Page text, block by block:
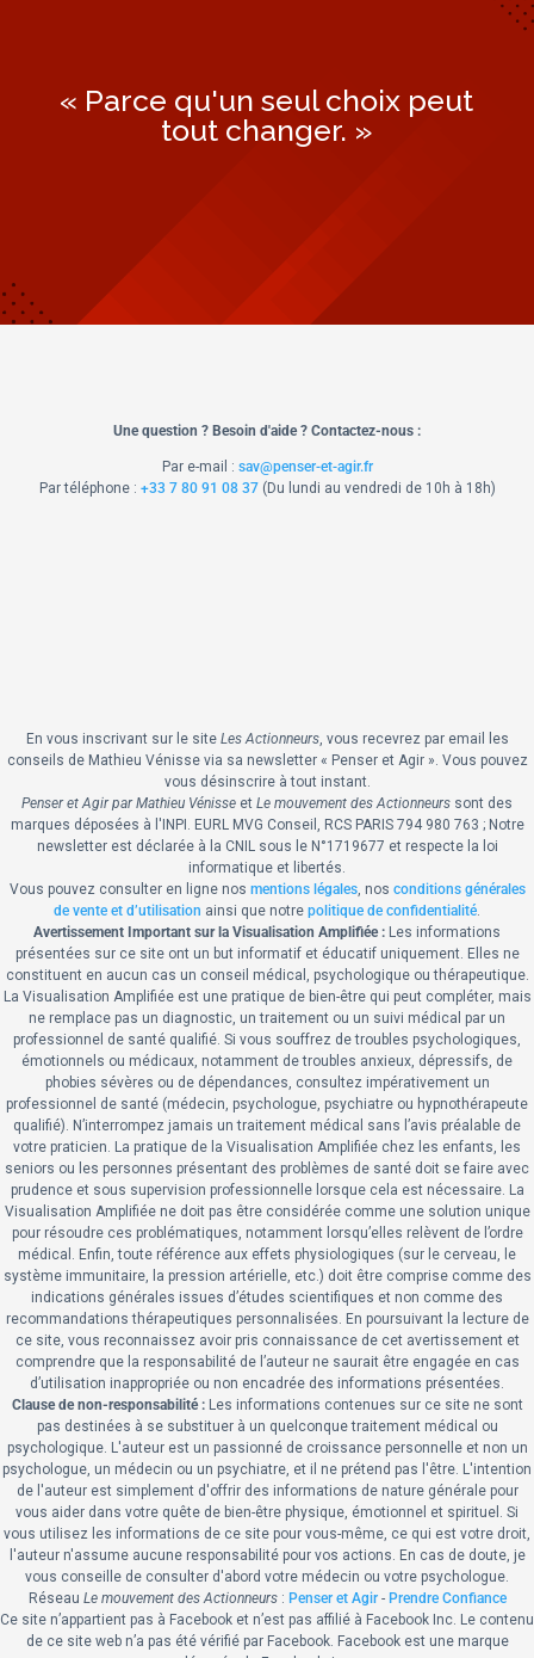
« Parce qu'un seul choix peut
tout changer. »
Une question ? Besoin d'aide ? Contactez-nous :
Par e-mail : sav@penser-et-agir.fr
Par téléphone : +33 7 80 91 08 37​ (Du lundi au vendredi de 10h à 18h)
En vous inscrivant sur le site Les Actionneurs, vous recevrez par email les
conseils de Mathieu Vénisse via sa newsletter « Penser et Agir ». Vous pouvez
vous désinscrire à tout instant.
Penser et Agir par Mathieu Vénisse et Le mouvement des Actionneurs sont des
marques déposées à l'INPI. EURL MVG Conseil, RCS PARIS 794 980 763 ; Notre
newsletter est déclarée à la CNIL sous le N°1719677 et respecte la loi
informatique et libertés.
Vous pouvez consulter en ligne nos mentions légales, nos conditions générales
de vente et d’utilisation ainsi que notre politique de confidentialité
Avertissement Important sur la Visualisation Amplifiée : Les informations
présentées sur ce site ont un but informatif et éducatif uniquement. Elles ne
constituent en aucun cas un conseil médical, psychologique ou thérapeutique.
La Visualisation Amplifiée est une pratique de bien-être qui peut compléter, mais
ne remplace pas un diagnostic, un traitement ou un suivi médical par un
professionnel de santé qualifié. Si vous souffrez de troubles psychologiques,
émotionnels ou médicaux, notamment de troubles anxieux, dépressifs, de
phobies sévères ou de dépendances, consultez impérativement un
professionnel de santé (médecin, psychologue, psychiatre ou hypnothérapeute
qualifié). N’interrompez jamais un traitement médical sans l’avis préalable de
votre praticien. La pratique de la Visualisation Amplifiée chez les enfants, les
seniors ou les personnes présentant des problèmes de santé doit se faire avec
prudence et sous supervision professionnelle lorsque cela est nécessaire. La
Visualisation Amplifiée ne doit pas être considérée comme une solution unique
pour résoudre ces problématiques, notamment lorsqu’elles relèvent de l’ordre
médical. Enfin, toute référence aux effets physiologiques (sur le cerveau, le
système immunitaire, la pression artérielle, etc.) doit être comprise comme des
indications générales issues d’études scientifiques et non comme des
recommandations thérapeutiques personnalisées. En poursuivant la lecture de
ce site, vous reconnaissez avoir pris connaissance de cet avertissement et
comprendre que la responsabilité de l’auteur ne saurait être engagée en cas
d’utilisation inappropriée ou non encadrée des informations présentées.
Clause de non-responsabilité : Les informations contenues sur ce site ne sont
pas destinées à se substituer à un quelconque traitement médical ou
psychologique. L'auteur est un passionné de croissance personnelle et non un
psychologue, un médecin ou un psychiatre, et il ne prétend pas l'être. L'intention
de l'auteur est simplement d'offrir des informations de nature générale pour
vous aider dans votre quête de bien-être physique, émotionnel et spirituel. Si
vous utilisez les informations de ce site pour vous-même, ce qui est votre droit,
l'auteur n'assume aucune responsabilité pour vos actions. En cas de doute, je
vous conseille de consulter d'abord votre médecin ou votre psychologue.
Réseau Le mouvement des Actionneurs : Penser et Agir - Prendre Confiance
Ce site n’appartient pas à Facebook et n’est pas affilié à Facebook Inc. Le contenu
de ce site web n’a pas été vérifié par Facebook. Facebook est une marque